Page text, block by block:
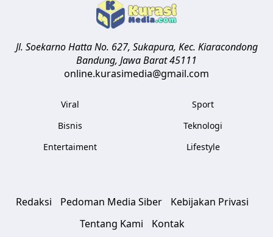
Jl. Soekarno Hatta No. 627, Sukapura, Kec. Kiaracondong
Bandung, Jawa Barat45111
online.kurasimedia@gmail.com
Viral
Bisnis
Entertaiment
Sport
Teknologi
Lifestyle
Redaksi Pedoman Media Siber
Kebijakan Privasi
Tentang Kami
Kontak